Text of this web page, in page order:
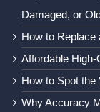
Damaged, or
How to Replace
Affordable
How to Spot the
Why Accuracy